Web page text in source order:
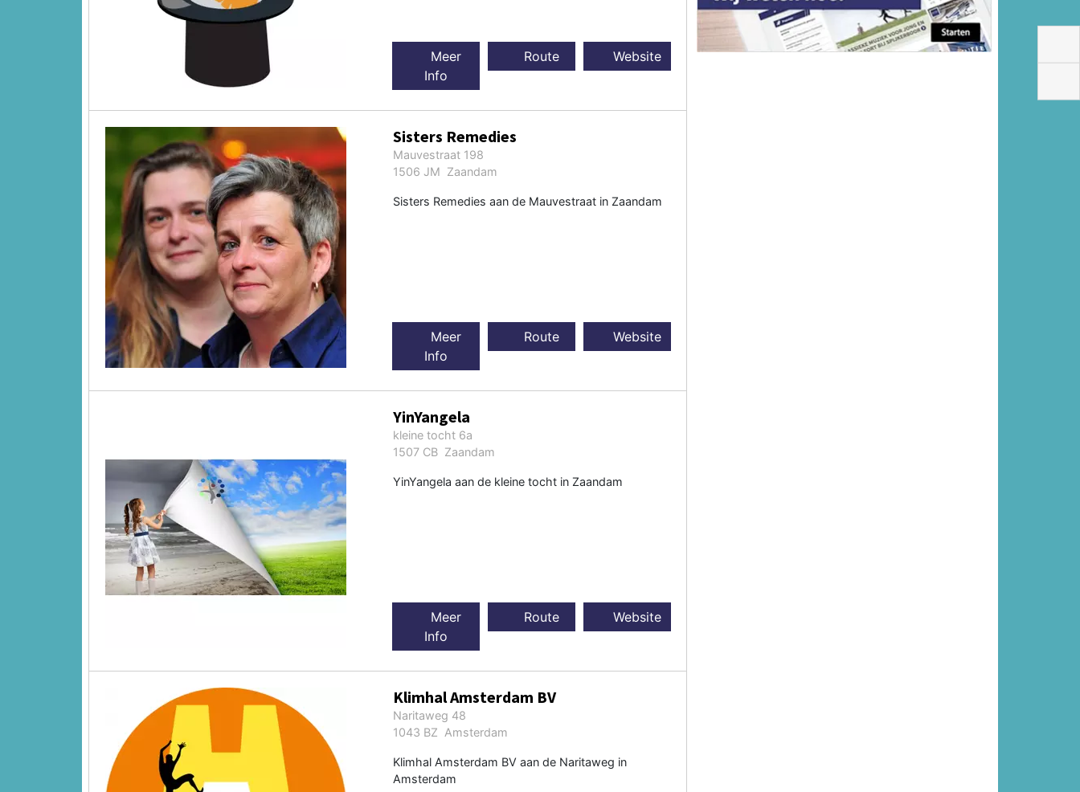
Meer
Info
Route Website
Sisters Remedies
Mauvestraat 198
1506 JM Zaandam
Sisters Remedies aan de Mauvestraat in Zaandam
Meer
Info
Route Website
YinYangela
kleine tocht 6a
1507 CB Zaandam
YinYangela aan de kleine tocht in Zaandam
Meer
Info
Route Website
Klimhal Amsterdam BV
Naritaweg 48
1043 BZ Amsterdam
Klimhal Amsterdam BV aan de Naritaweg in
Amsterdam